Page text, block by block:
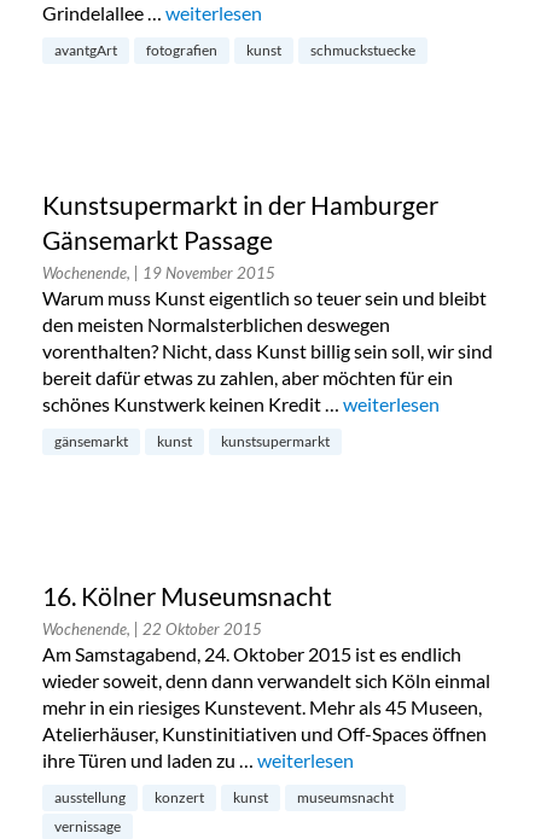
Grindelallee … „Ein Quantum Kunst – Pop-up Store für
weiterlesen
avantgArt fotografien kunst schmuckstuecke
Kunstsupermarkt in der Hamburger
Gänsemarkt Passage
Wochenende, | 19 November 2015
Warum muss Kunst eigentlich so teuer sein und bleibt
den meisten Normalsterblichen deswegen
vorenthalten? Nicht, dass Kunst billig sein soll, wir sind
bereit dafür etwas zu zahlen, aber möchten für ein
schönes Kunstwerk keinen Kredit … „Kunstsupermarkt in
weiterlesen
gänsemarkt kunst kunstsupermarkt
16. Kölner Museumsnacht
Wochenende, | 22 Oktober 2015
Am Samstagabend, 24. Oktober 2015 ist es endlich
wieder soweit, denn dann verwandelt sich Köln einmal
mehr in ein riesiges Kunstevent. Mehr als 45 Museen,
Atelierhäuser, Kunstinitiativen und Off-Spaces öffnen
ihre Türen und laden zu … „16. Kölner Museumsnacht“
weiterlesen
ausstellung konzert kunst
museumsnacht
vernissage